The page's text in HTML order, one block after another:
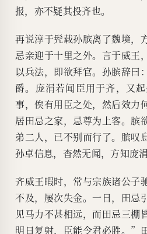
报，亦不疑其投齐也。
再说淳于髠载孙膑离了魏境，
忌亲迎于十里之外。言于威王
以兵法，即欲拜官。孙膑辞
爵。庞涓若闻臣用于齐，又
事，俟有用臣之处，然后效
居田忌之家，忌尊为上客。膑
弟二人，已不别而行了。膑叹
孙卓信息，杳然无闻，方知庞涓
齐威王暇时，常与宗族诸公子
不及，屡次失金。一日，田忌
见马力不甚相远，而田忌三
明日复射，臣能令君必胜。”